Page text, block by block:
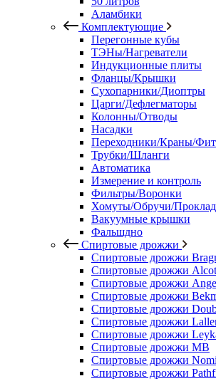
Аламбики
Комплектующие
Перегонные кубы
ТЭНы/Нагреватели
Индукционные плиты
Фланцы/Крышки
Сухопарники/Диоптры
Царги/Дефлегматоры
Колонны/Отводы
Насадки
Переходники/Краны/
Трубки/Шланги
Автоматика
Измерение и контроль
Фильтры/Воронки
Хомуты/Обручи/
Вакуумные крышки
Фальшдно
Спиртовые дрожжи
Спиртовые дрожжи
Спиртовые дрожжи
Спиртовые дрожжи
Спиртовые дрожжи
Спиртовые дрожжи
Спиртовые дрожжи
Спиртовые дрожжи
Спиртовые дрожжи MB
Спиртовые дрожжи
Спиртовые дрожжи